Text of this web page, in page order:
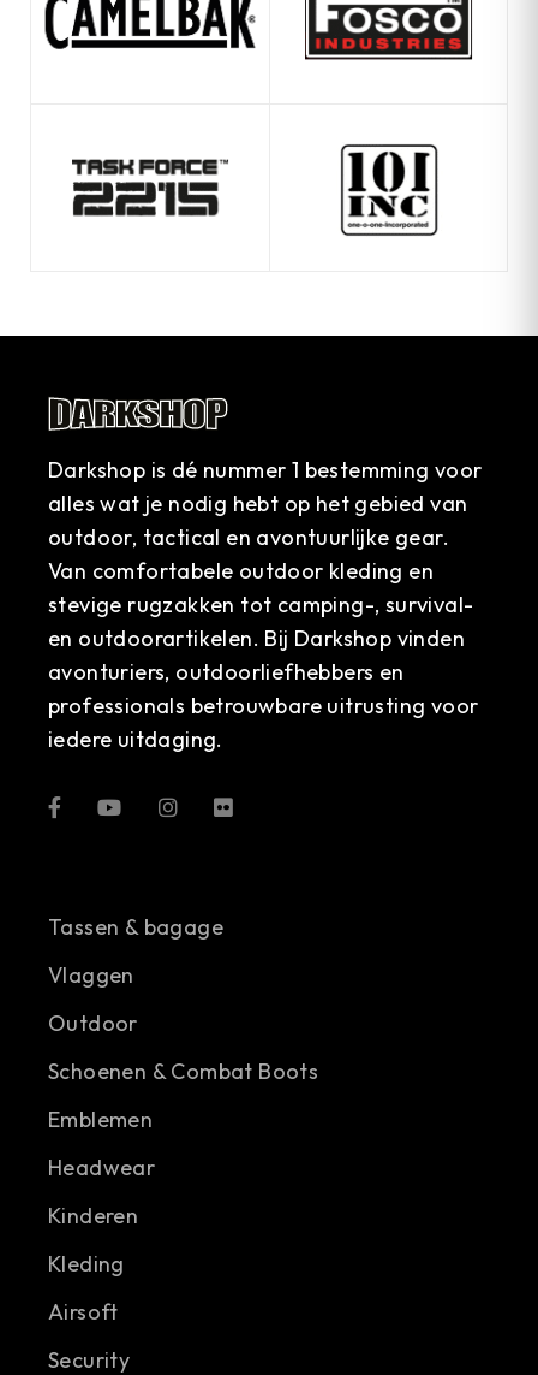
Darkshop is dé nummer 1 bestemming voor
alles wat je nodig hebt op het gebied van
outdoor, tactical en avontuurlijke gear.
Van comfortabele outdoor kleding en
stevige rugzakken tot camping-, survival-
en outdoorartikelen. Bij Darkshop vinden
avonturiers, outdoorliefhebbers en
professionals betrouwbare uitrusting voor
iedere uitdaging.
Tassen & bagage
Vlaggen
Outdoor
Schoenen & Combat Boots
Emblemen
Headwear
Kinderen
Kleding
Airsoft
Security